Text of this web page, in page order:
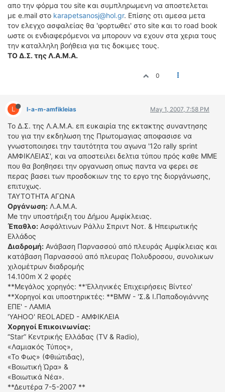
απο την φόρμα του site και συμπληρωμενη να αποστελεται
με e.mail στο karapetsanosj@hol.gr. Επίσης οτι αμεσα μετα
τον ελεγχο ασφαλείας θα 'φορτωθει' στο site και το road book
ωστε οι ενδιαφερόμενοι να μπορουν να εχουν στα χερια τους
την καταλληλη βοήθεια για τις δοκιμες τους.
ΤΟ Δ.Σ. της Λ.Α.Μ.Α.
0
L l-a-m-amfikleias May 1, 2007, 7:58 PM
Το Δ.Σ. της Λ.Α.Μ.Α. επ ευκαιρία της εκτακτης συναντησης
του για την εκδηλωση της Πρωτομαγιας αποφασισε να
γνωστοποιησει την ταυτότητα του αγωνα '12ο rally sprint
ΑΜΦΙΚΛΕΙΑΣ', και να αποστειλει δελτια τύπου πρός καθε ΜΜΕ
που θα βοηθησει την οργανωση οπως παντα να φερει σε
περας βασει των προσδοκιων της το εργο της διοργάνωσης,
επιτυχως.
ΤΑΥΤΟΤΗΤΑ ΑΓΩΝΑ
Οργάνωση: Λ.Α.Μ.Α.
Me την υποστήριξη του Δήμου Αμφίκλειας.
Έπαθλο: Ασφάλτινων Ράλλυ Σπριντ Νοτ. & Ηπειρωτικής
Ελλάδος
Διαδρομή: Ανάβαση Παρνασσού από πλευράς Αμφίκλειας και
κατάβαση Παρνασσού από πλευρας Πολυδροσου, συνολικων
χιλομέτρων διαδρομής
14.100m Χ 2 φορές
**Μεγάλος χορηγός: **'Ελληνικές Επιχειρήσεις Βίντεο'
**Χορηγοί και υποστηρικτές: **BMW - 'Σ.& Ι.Παπαδογιάννης
ΕΠΕ' - ΛΑΜΙΑ
'ΥΑΗΟΟ' REOLADED - ΑΜΦΙΚΛΕΙΑ
Χορηγοί Επικοινωνίας:
“Star” Κεντρικής Ελλάδας (TV & Radio),
«Λαμιακός Τύπος»,
«Το Φως» (Φθιώτιδας),
«Βοιωτική Ώρα» &
«Βοιωτικά Νέα».
**Δευτέρα 7-5-2007 **